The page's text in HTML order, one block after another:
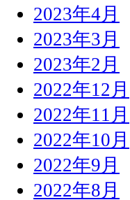
2023年4月
2023年3月
2023年2月
2022年12月
2022年11月
2022年10月
2022年9月
2022年8月